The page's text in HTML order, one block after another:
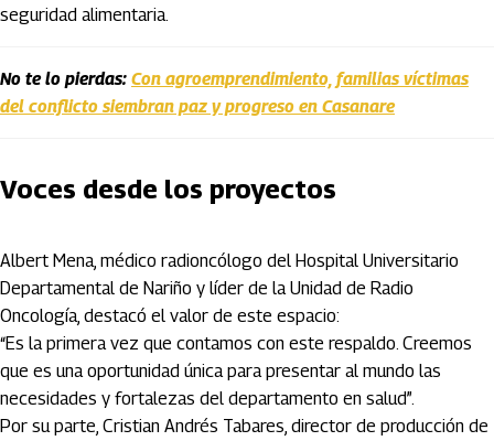
seguridad alimentaria.
No te lo pierdas: Con agroemprendimiento, familias víctimas
del conflicto siembran paz y progreso en Casanare
Voces desde los proyectos
Albert Mena, médico radioncólogo del Hospital Universitario
Departamental de Nariño y líder de la Unidad de Radio
Oncología, destacó el valor de este espacio:
“Es la primera vez que contamos con este respaldo. Creemos
que es una oportunidad única para presentar al mundo las
necesidades y fortalezas del departamento en salud”.
Por su parte, Cristian Andrés Tabares, director de producción de